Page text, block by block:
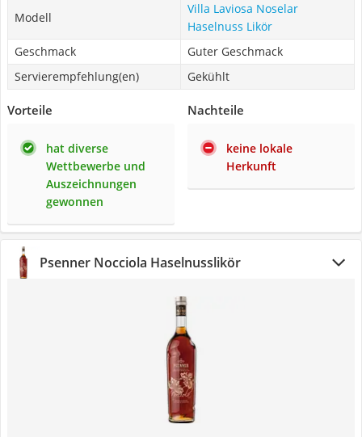
Modell
Villa Laviosa Noselar
Haselnuss Likör
Geschmack
Guter Geschmack
Servierempfehlung(en)
Gekühlt
Vorteile
hat diverse
Wettbewerbe und
Auszeichnungen
gewonnen
Nachteile
keine lokale
Herkunft
Psenner Nocciola Haselnusslikör